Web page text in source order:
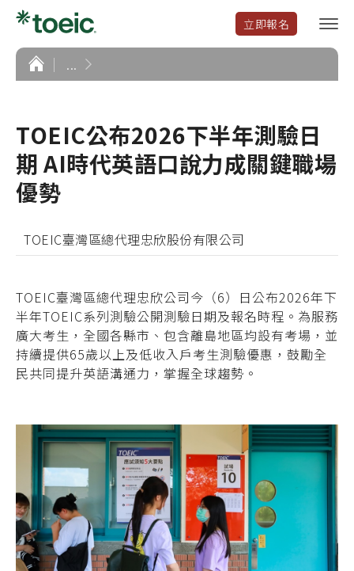
立即報名
選
單
首
頁
...
TOEIC公布2026下半年測驗日
期 AI時代英語口說力成關鍵職場
優勢
TOEIC臺灣區總代理忠欣股份有限公司
TOEIC臺灣區總代理忠欣公司今（6）日公布2026年下
半年TOEIC系列測驗公開測驗日期及報名時程。為服務
廣大考生，全國各縣市、包含離島地區均設有考場，並
持續提供65歲以上及低收入戶考生測驗優惠，鼓勵全
民共同提升英語溝通力，掌握全球趨勢。